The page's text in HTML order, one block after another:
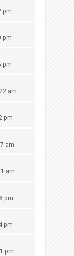
pm
pm
pm
am
pm
am
am
pm
pm
pm